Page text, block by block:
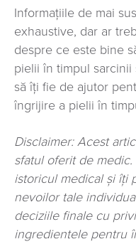
Informațiile de mai
exhaustive, dar ar
despre ce este bine
pielii în timpul
să îți fie de ajutor
îngrijire a pielii în
Disclaimer: Acest
sfatul oferit de
istoricul medical și îți
nevoilor tale
deciziile finale cu
ingredientele pentru